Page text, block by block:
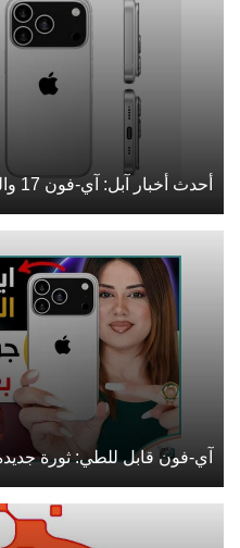
أحدث أخبار آبل: آي-فون 17 والمزيد
آي-فون قابل للطي: ثورة